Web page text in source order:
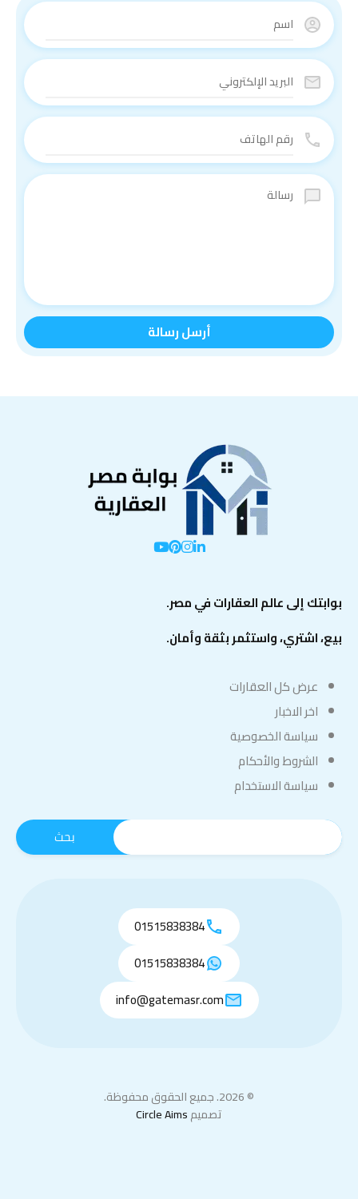
بوابتك إلى عالم العقارات في مصر.
بيع، اشتري، واستثمر بثقة وأمان.
عرض كل العقارات
اخر الاخبار
سياسة الخصوصية
الشروط والأحكام
سياسة الاستخدام
01515838384
01515838384
info@gatemasr.com
© 2026. جميع الحقوق محفوظة.
تصميمCircle Aims